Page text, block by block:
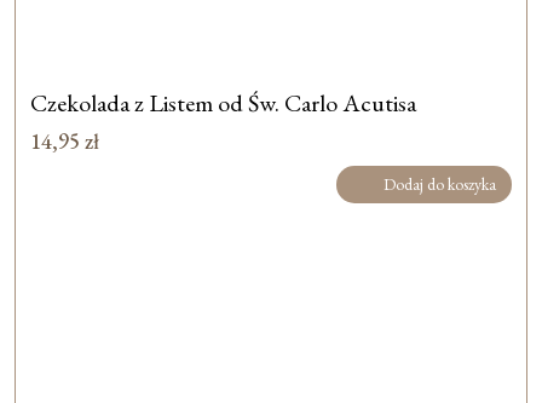
Czekolada z Listem od Św. Carlo Acutisa
14,95 zł
Dodaj do koszyka